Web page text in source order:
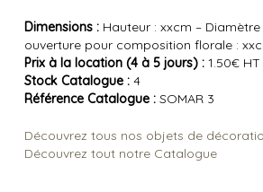
Dimensions :Hauteur : xxcm –
ouverture pour composition florale :
Prix à la location (4 à 5 jours) :1.50€ HT
Stock Catalogue :4
Référence Catalogue :SOMAR 3
Découvrez tous nos objets de
Découvrez tout notre Catalogue